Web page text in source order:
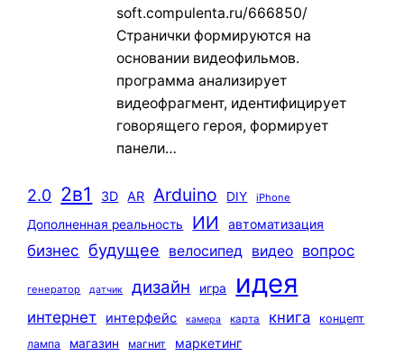
soft.compulenta.ru/666850/
Странички формируются на
основании видеофильмов.
программа анализирует
видеофрагмент, идентифицирует
говорящего героя, формирует
панели…
2.0 2в1 3D AR Arduino DIY iPhone
Дополненная реальность ИИ автоматизация
бизнес будущее велосипед видео вопрос
генератор датчик дизайн игра идея
интернет интерфейс камера карта книга
концепт
лампа
магазин магнит
маркетинг